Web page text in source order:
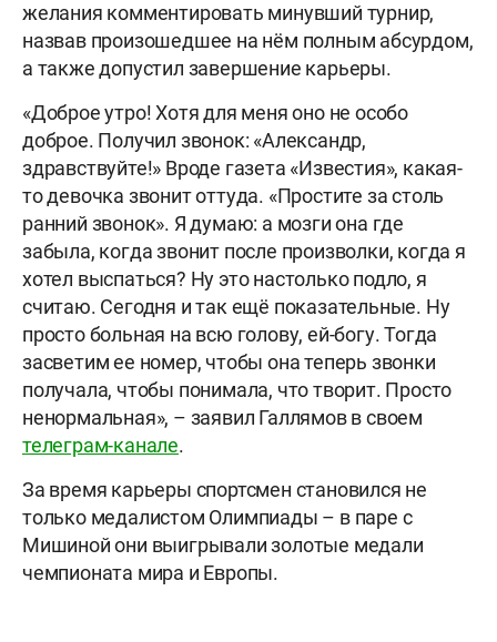
желания комментировать минувший турнир,
назвав произошедшее на нём полным абсурдом,
а также допустил завершение карьеры.
«Доброе утро! Хотя для меня оно не особо
доброе. Получил звонок: «Александр,
здравствуйте!» Вроде газета «Известия», какая-
то девочка звонит оттуда. «Простите за столь
ранний звонок». Я думаю: а мозги она где
забыла, когда звонит после произволки, когда я
хотел выспаться? Ну это настолько подло, я
считаю. Сегодня и так ещё показательные. Ну
просто больная на всю голову, ей-богу. Тогда
засветим ее номер, чтобы она теперь звонки
получала, чтобы понимала, что творит. Просто
ненормальная», – заявил Галлямов в своем
телеграм-канале.
За время карьеры спортсмен становился не
только медалистом Олимпиады – в паре с
Мишиной они выигрывали золотые медали
чемпионата мира и Европы.